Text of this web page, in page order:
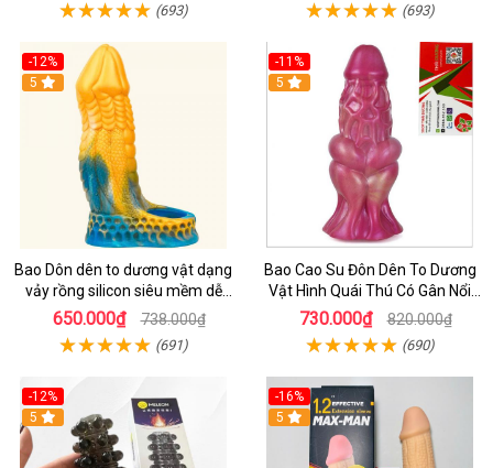
(693) (693)
-12%
5
Bao Dôn dên to dương vật dạng
vảy rồng silicon siêu mềm dễ
dùng làm tăng kích thước dương
vật
650.000₫ 738.000₫
(691)
-11%
5
Bao Cao Su Đôn Dên To Dương
Vật Hình Quái Thú Có Gân Nổi
Siêu Mềm
730.000₫ 820.000₫
(690)
-12%
5
-16%
5